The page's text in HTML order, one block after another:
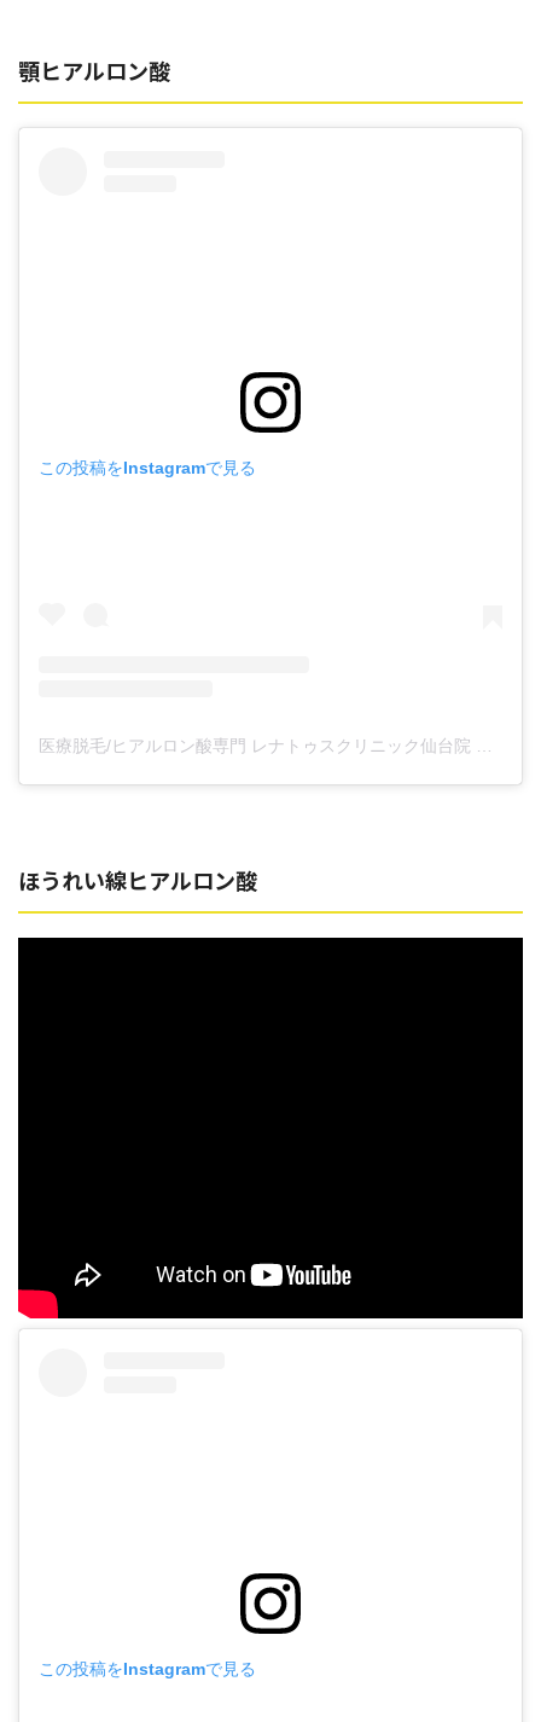
顎ヒアルロン酸
この投稿をInstagramで見る
医療脱毛/ヒアルロン酸専門 レナトゥスクリニック仙台院 高橋希(@renaclisendai)がシェアした投稿
ほうれい線ヒアルロン酸
この投稿をInstagramで見る